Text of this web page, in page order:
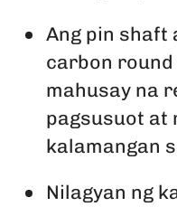
Ang pin shaft
carbon round
mahusay na
pagsusuot at
kalamangan
Nilagyan ng